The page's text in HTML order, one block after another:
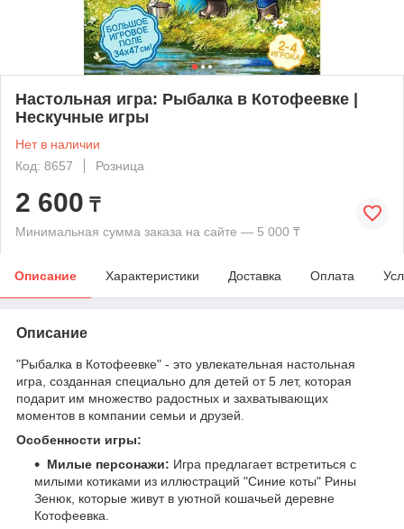
Настольная игра: Рыбалка в Котофеевке |
Нескучные игры
Нет в наличии
Код: 8657
Розница
2 600 ₸
Минимальная сумма заказа на сайте — 5 000 ₸
Описание Характеристики Доставка Оплата
Описание
"Рыбалка в Котофеевке" - это увлекательная настольная
игра, созданная специально для детей от 5 лет, которая
подарит им множество радостных и захватывающих
моментов в компании семьи и друзей.
Особенности игры:
Милые персонажи: Игра предлагает встретиться с
милыми котиками из иллюстраций "Синие коты" Рины
Зенюк, которые живут в уютной кошачьей деревне
Котофеевка.